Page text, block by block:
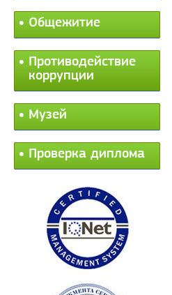
Общежитие
Противодействие
коррупции
Музей
Проверка диплома